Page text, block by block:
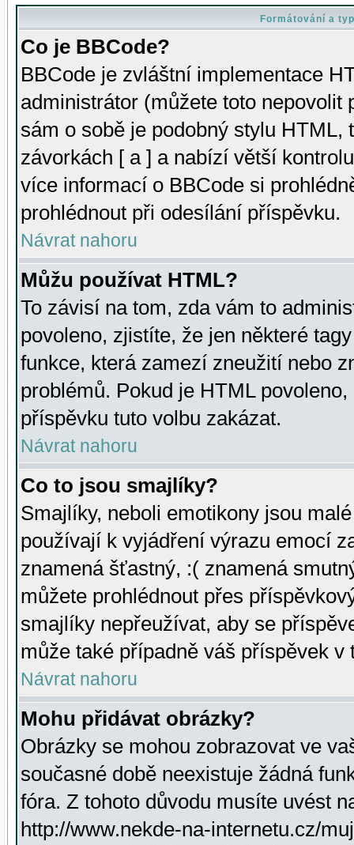
Formátování a
Co je BBCode?
BBCode je zvláštní implementace
administrátor (můžete toto
sám o sobě je podobný stylu HTML,
závorkách [ a ] a nabízí větší
více informací o BBCode si
prohlédnout při odesílání příspěvku.
Návrat nahoru
Můžu používat HTML?
To závisí na tom, zda vám to
povoleno, zjistíte, že jen některé
funkce, která zamezí zneužití nebo
problémů. Pokud je HTML
příspěvku tuto volbu zakázat.
Návrat nahoru
Co to jsou smajlíky?
Smajlíky, neboli emotikony jsou
používají k vyjádření výrazu emocí
znamená šťastný, :( znamená
můžete prohlédnout přes
smajlíky nepřeužívat, aby se
může také případně váš příspěvek v
Návrat nahoru
Mohu přidávat obrázky?
Obrázky se mohou zobrazovat ve
současné době neexistuje žádná
fóra. Z tohoto důvodu musíte uvést
http://www.nekde-na-internetu.cz/